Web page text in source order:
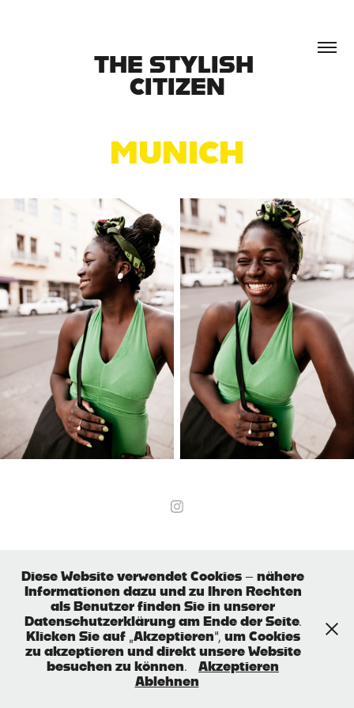
THE STYLISH
CITIZEN
MUNICH
Diese Website verwendet Cookies – nähere
Informationen dazu und zu Ihren Rechten
als Benutzer finden Sie in unserer
Datenschutzerklärung am Ende der Seite.
Klicken Sie auf „Akzeptieren“, um Cookies
zu akzeptieren und direkt unsere Website
besuchen zu können.
Akzeptieren
Ablehnen